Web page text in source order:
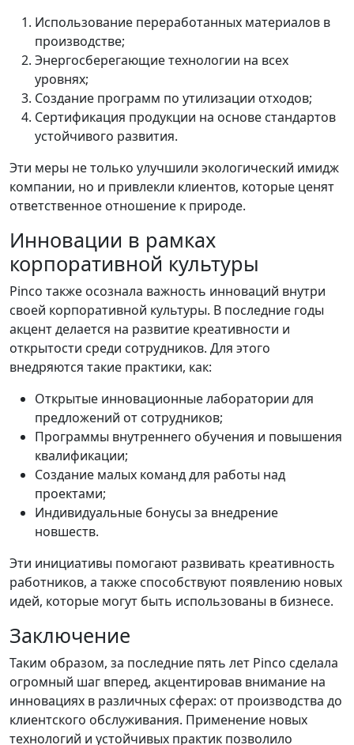
Использование переработанных материалов в
производстве;
Энергосберегающие технологии на всех
уровнях;
Создание программ по утилизации отходов;
Сертификация продукции на основе стандартов
устойчивого развития.
Эти меры не только улучшили экологический имидж
компании, но и привлекли клиентов, которые ценят
ответственное отношение к природе.
Инновации в рамках
корпоративной культуры
Pinco также осознала важность инноваций внутри
своей корпоративной культуры. В последние годы
акцент делается на развитие креативности и
открытости среди сотрудников. Для этого
внедряются такие практики, как:
Открытые инновационные лаборатории для
предложений от сотрудников;
Программы внутреннего обучения и повышения
квалификации;
Создание малых команд для работы над
проектами;
Индивидуальные бонусы за внедрение
новшеств.
Эти инициативы помогают развивать креативность
работников, а также способствуют появлению новых
идей, которые могут быть использованы в бизнесе.
Заключение
Таким образом, за последние пять лет Pinco сделала
огромный шаг вперед, акцентировав внимание на
инновациях в различных сферах: от производства до
клиентского обслуживания. Применение новых
технологий и устойчивых практик позволило